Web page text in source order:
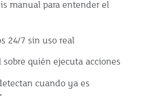
manual para entender el
24/7 sin uso real
sobre quién ejecuta acciones
cuando ya es